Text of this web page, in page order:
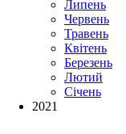
Липень
Червень
Травень
Квітень
Березень
Лютий
Січень
2021